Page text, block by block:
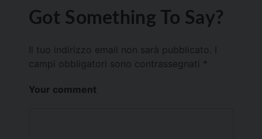
Got Something To Say?
Il tuo indirizzo email non sarà pubblicato.
campi obbligatori sono contrassegnati *
Your comment